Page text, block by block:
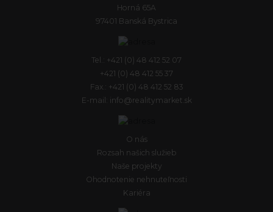
Horná 65A
97401 Banská Bystrica
Tel.: +421 (0) 48 412 52 07
+421 (0) 48 412 55 37
Fax.: +421 (0) 48 412 52 83
E-mail: info@realitymarket.sk
O nás
Rozsah našich služieb
Naše projekty
Ohodnotenie nehnuteľnosti
Kariéra